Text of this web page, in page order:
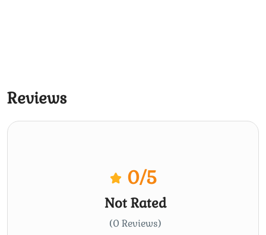
Reviews
0/5
Not Rated
(0 Reviews)